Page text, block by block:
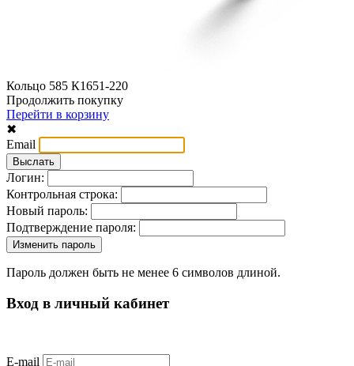
Кольцо 585 К1651-220
Продолжить покупку
Перейти в корзину
✖
Email
Логин:
Контрольная строка:
Новый пароль:
Подтверждение пароля:
Пароль должен быть не менее 6 символов длиной.
Вход в личный кабинет
E-mail